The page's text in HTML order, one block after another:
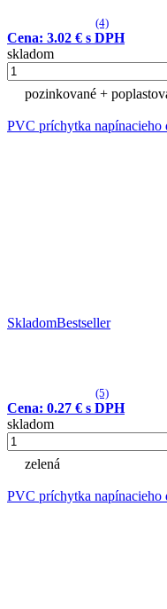
(4)
Cena: 3.02 € s DPH
skladom
pozinkované +
PVC príchytka napínacieho
SkladomBestseller
(5)
Cena: 0.27 € s DPH
skladom
zelená
PVC príchytka napínacieho